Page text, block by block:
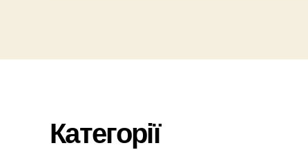
Категорії